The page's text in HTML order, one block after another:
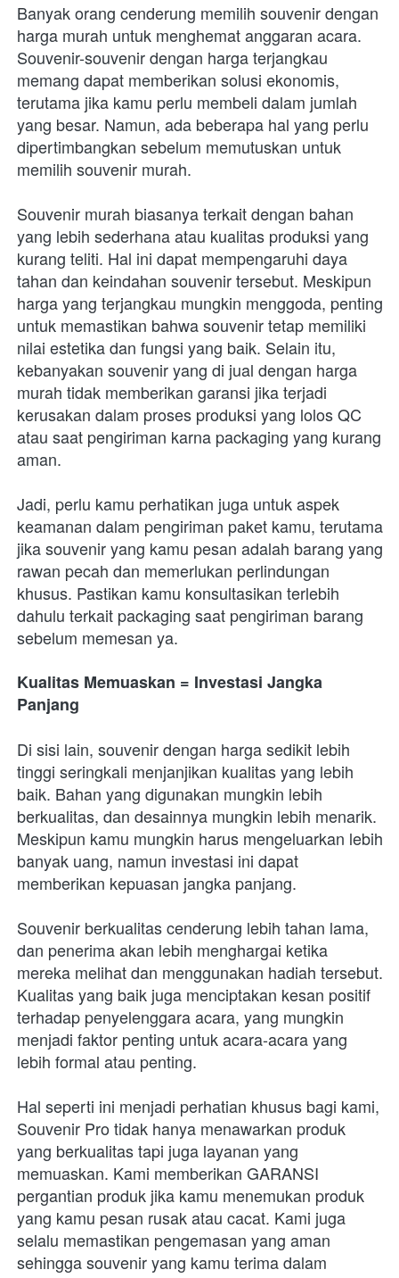
Banyak orang cenderung memilih souvenir dengan
harga murah untuk menghemat anggaran acara.
Souvenir-souvenir dengan harga terjangkau
memang dapat memberikan solusi ekonomis,
terutama jika kamu perlu membeli dalam jumlah
yang besar. Namun, ada beberapa hal yang perlu
dipertimbangkan sebelum memutuskan untuk
memilih souvenir murah.
Souvenir murah biasanya terkait dengan bahan
yang lebih sederhana atau kualitas produksi yang
kurang teliti. Hal ini dapat mempengaruhi daya
tahan dan keindahan souvenir tersebut. Meskipun
harga yang terjangkau mungkin menggoda, penting
untuk memastikan bahwa souvenir tetap memiliki
nilai estetika dan fungsi yang baik. Selain itu,
kebanyakan souvenir yang di jual dengan harga
murah tidak memberikan garansi jika terjadi
kerusakan dalam proses produksi yang lolos QC
atau saat pengiriman karna packaging yang kurang
aman.
Jadi, perlu kamu perhatikan juga untuk aspek
keamanan dalam pengiriman paket kamu, terutama
jika souvenir yang kamu pesan adalah barang yang
rawan pecah dan memerlukan perlindungan
khusus. Pastikan kamu konsultasikan terlebih
dahulu terkait packaging saat pengiriman barang
sebelum memesan ya.
Kualitas Memuaskan = Investasi Jangka
Panjang
Di sisi lain, souvenir dengan harga sedikit lebih
tinggi seringkali menjanjikan kualitas yang lebih
baik. Bahan yang digunakan mungkin lebih
berkualitas, dan desainnya mungkin lebih menarik.
Meskipun kamu mungkin harus mengeluarkan lebih
banyak uang, namun investasi ini dapat
memberikan kepuasan jangka panjang.
Souvenir berkualitas cenderung lebih tahan lama,
dan penerima akan lebih menghargai ketika
mereka melihat dan menggunakan hadiah tersebut.
Kualitas yang baik juga menciptakan kesan positif
terhadap penyelenggara acara, yang mungkin
menjadi faktor penting untuk acara-acara yang
lebih formal atau penting.
Hal seperti ini menjadi perhatian khusus bagi kami,
Souvenir Pro tidak hanya menawarkan produk
yang berkualitas tapi juga layanan yang
memuaskan. Kami memberikan GARANSI
pergantian produk jika kamu menemukan produk
yang kamu pesan rusak atau cacat. Kami juga
selalu memastikan pengemasan yang aman
sehingga souvenir yang kamu terima dalam